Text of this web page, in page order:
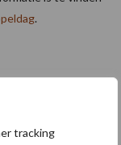
tracking
.